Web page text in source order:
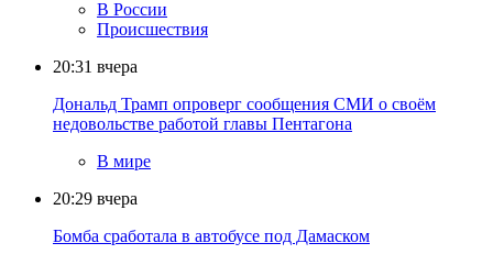
В России
Происшествия
20:31 вчера
Дональд Трамп опроверг сообщения СМИ о своём
недовольстве работой главы Пентагона
В мире
20:29 вчера
Бомба сработала в автобусе под Дамаском